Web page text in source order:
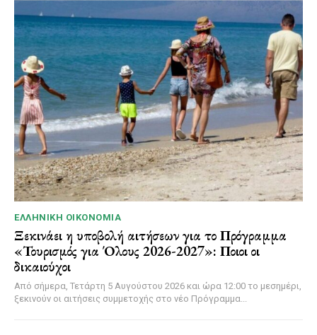
ΕΛΛΗΝΙΚΉ ΟΙΚΟΝΟΜΊΑ
Ξεκινάει η υποβολή αιτήσεων για το Πρόγραμμα
«Τουρισμός για Όλους 2026-2027»: Ποιοι οι
δικαιούχοι
Από σήμερα, Τετάρτη 5 Αυγούστου 2026 και ώρα 12:00 το μεσημέρι,
ξεκινούν οι αιτήσεις συμμετοχής στο νέο Πρόγραμμα...